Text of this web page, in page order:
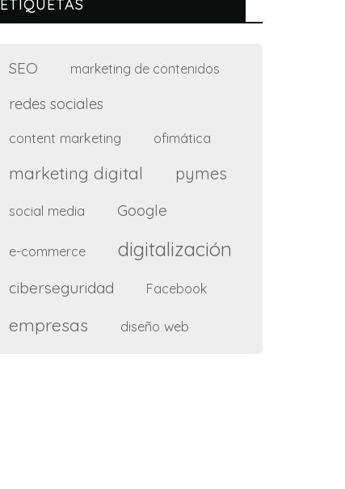
ETIQUETAS
SEO marketing de contenidos
redes sociales
content marketing ofimática
marketing digital pymes
social media Google
e-commerce digitalización
ciberseguridad Facebook
empresas diseño web